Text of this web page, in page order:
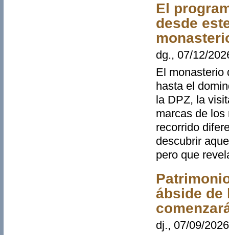
El
desde
dg., 07/12/
El monasterio
hasta el
la DPZ, la
marcas de los
recorrido
descubrir
pero que
ábside de
dj., 07/09/